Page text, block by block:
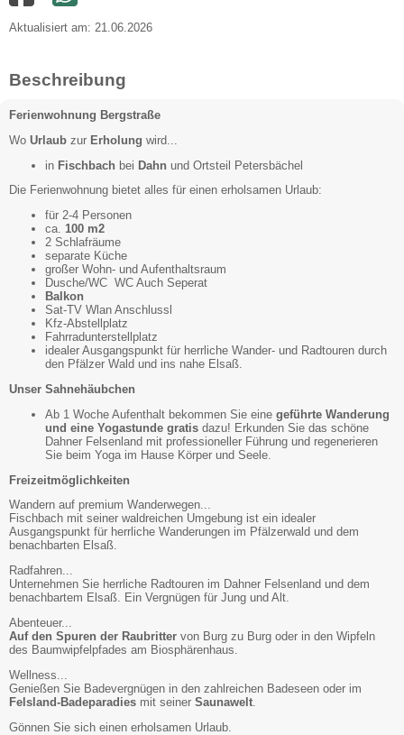
Aktualisiert am: 21.06.2026
Beschreibung
Ferienwohnung Bergstraße
Wo Urlaub zur Erholung wird...
in Fischbach bei Dahn und Ortsteil Petersbächel
Die Ferienwohnung bietet alles für einen erholsamen Urlaub:
für 2-4 Personen
ca. 100 m2
2 Schlafräume
separate Küche
großer Wohn- und Aufenthaltsraum
Dusche/WC WC Auch Seperat
Balkon
Sat-TV Wlan Anschlussl
Kfz-Abstellplatz
Fahrradunterstellplatz
idealer Ausgangspunkt für herrliche Wander- und Radtouren durch
den Pfälzer Wald und ins nahe Elsaß.
Unser Sahnehäubchen
Ab 1 Woche Aufenthalt bekommen Sie eine geführte Wanderung
und eine Yogastunde gratis dazu! Erkunden Sie das schöne
Dahner Felsenland mit professioneller Führung und regenerieren
Sie beim Yoga im Hause Körper und Seele.
Freizeitmöglichkeiten
Wandern auf premium Wanderwegen...
Fischbach mit seiner waldreichen Umgebung ist ein idealer
Ausgangspunkt für herrliche Wanderungen im Pfälzerwald und dem
benachbarten Elsaß.
Radfahren...
Unternehmen Sie herrliche Radtouren im Dahner Felsenland und dem
benachbartem Elsaß. Ein Vergnügen für Jung und Alt.
Abenteuer...
Auf den Spuren der Raubritter von Burg zu Burg oder in den Wipfeln
des Baumwipfelpfades am Biosphärenhaus.
Wellness...
Genießen Sie Badevergnügen in den zahlreichen Badeseen oder im
Felsland-Badeparadies mit seiner Saunawelt
Gönnen Sie sich einen erholsamen Urlaub.